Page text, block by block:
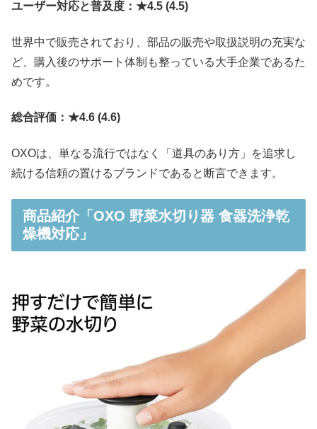
ユーザー対応と普及度：★4.5 (4.5)
世界中で販売されており、部品の販売や取扱説明の充実な
ど、購入後のサポート体制も整っている大手企業であるた
めです。
総合評価：★4.6 (4.6)
OXOは、単なる流行ではなく「道具のあり方」を追求し
続ける信頼の置けるブランドであると断言できます。
商品紹介「OXO 野菜水切り器 食器洗浄乾
燥機対応」